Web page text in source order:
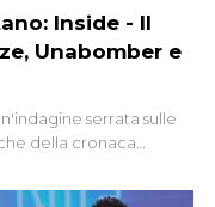
Inside - Il
Unabomber e
serrata sulle
della cronaca
decine di attentati tra